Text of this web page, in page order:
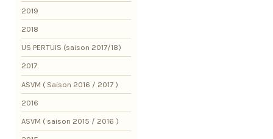
2019
2018
US PERTUIS (saison 2017/18)
2017
ASVM ( Saison 2016 / 2017 )
2016
ASVM ( saison 2015 / 2016 )